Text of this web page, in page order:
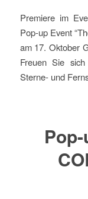
Premiere im
Pop-up Event
am 17. Oktober
Freuen Sie
Sterne- und